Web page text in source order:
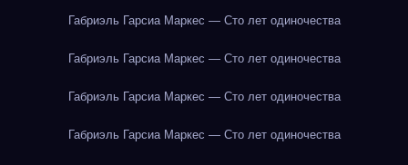
Габриэль Гарсиа Маркес — Сто лет одиночества
Габриэль Гарсиа Маркес — Сто лет одиночества
Габриэль Гарсиа Маркес — Сто лет одиночества
Габриэль Гарсиа Маркес — Сто лет одиночества